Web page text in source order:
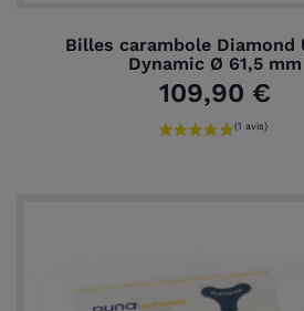
Billes carambole Diamond
Dynamic Ø 61,5 mm
109,90 €